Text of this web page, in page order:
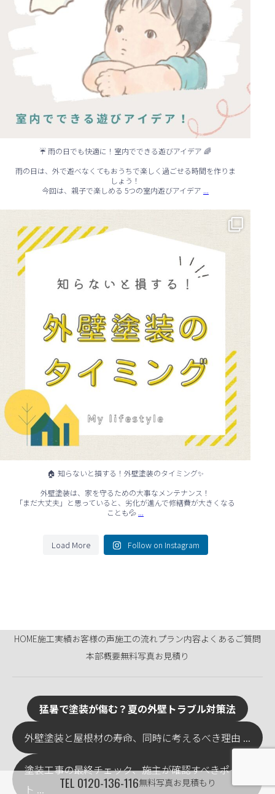
☔ 雨の日でも快適に！室内でできる遊びアイデア 🌈
雨の日は、外で遊べなくてもおうちで楽しく過ごせる時間を作りま
しょう！
今回は、親子で楽しめる 5つの室内遊びアイデア ...
...
🏠 知らないと損する！外壁塗装のタイミング✨
外壁塗装は、家を守るための大事なメンテナンス！
「まだ大丈夫」と思っていると、劣化が進んで修繕費が大きくなる
ことも💦 ...
Load More Follow on Instagram
HOME施工実績お客様の声施工の流れプラン内容よくあるご質問
本部概要無料写真お見積り
猛暑で塗装が傷む？夏の外壁トラブル対策法
外壁塗装と屋根材の寿命、同時に考えるべき理由 ...
塗装工事の最終チェック、施主が確認すべきポイン
ト ...
TEL 0120-136-116無料写真お見積もり